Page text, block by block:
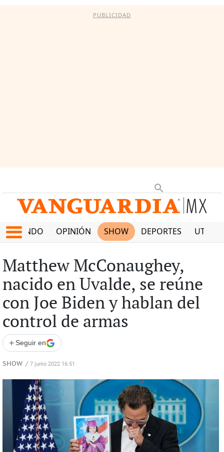
PUBLICIDAD
MUNDO OPINIÓN SHOW DEPORTES
Matthew McConaughey,
nacido en Uvalde, se reúne
con Joe Biden y hablan del
control de armas
+ Seguir en
SHOW / 7 junio 2022 16:51